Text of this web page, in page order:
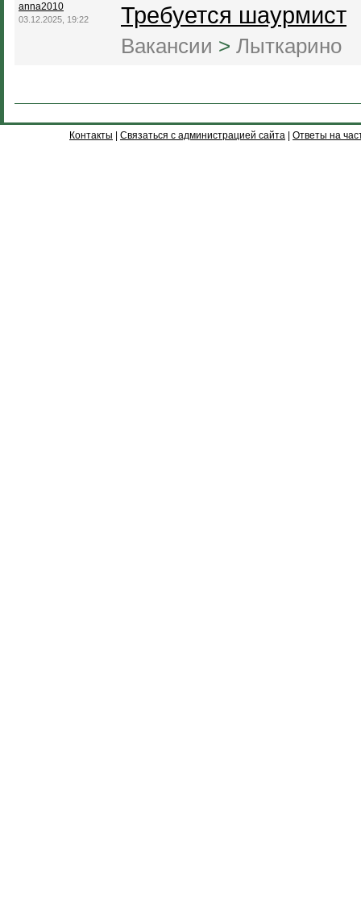
anna2010
03.12.2025, 19:22 Требуется шаурмист
Вакансии > Лыткарино
Контакты Связаться с администрацией сайта Ответы на